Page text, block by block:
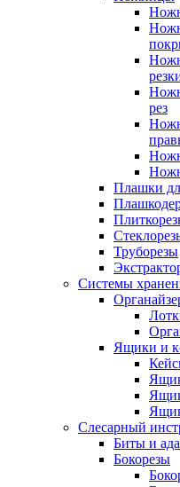
рез
Плашки
Труборезы
Системы
Ящики и
Слесарный
Биты и
Бокорезы